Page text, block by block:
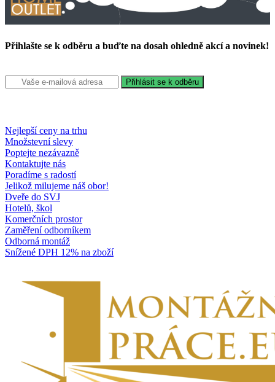
Přihlašte se k odběru a buďte na dosah ohledně akcí a novinek!
Nejlepší ceny na trhu
Množstevní slevy
Poptejte nezávazně
Kontaktujte nás
Poradíme s radostí
Jelikož milujeme náš obor!
Dveře do SVJ
Hotelů, škol
Komerčních prostor
Zaměření odborníkem
Odborná montáž
Snížené DPH 12% na zboží